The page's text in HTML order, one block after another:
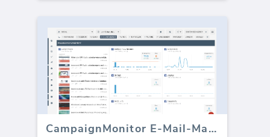
CampaignMonitor E-Mail-Marketing-Dashboard